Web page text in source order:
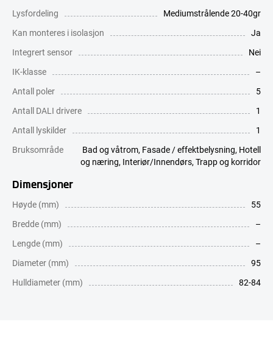
Lysfordeling
Mediumstrålende 20-40gr
Kan monteres i isolasjon
Ja
Integrert sensor
Nei
IK-klasse
–
Antall poler
5
Antall DALI drivere
1
Antall lyskilder
1
Bruksområde
Bad og våtrom, Fasade / effektbelysning, Hotell
og næring, Interiør/Innendørs, Trapp og korridor
Dimensjoner
Høyde (mm)
55
Bredde (mm)
–
Lengde (mm)
–
Diameter (mm)
95
Hulldiameter (mm)
82-84